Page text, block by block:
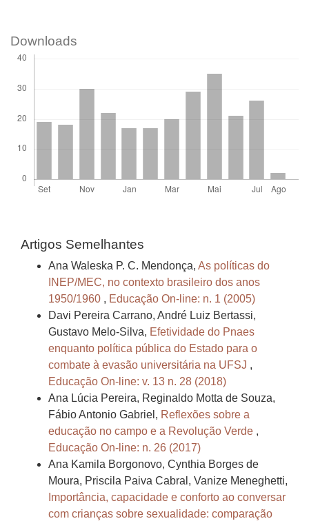
Downloads
Artigos Semelhantes
Ana Waleska P. C. Mendonça, As políticas do
INEP/MEC, no contexto brasileiro dos anos
1950/1960 , Educação On-line: n. 1 (2005)
Davi Pereira Carrano, André Luiz Bertassi,
Gustavo Melo-Silva, Efetividade do Pnaes
enquanto política pública do Estado para o
combate à evasão universitária na UFSJ ,
Educação On-line: v. 13 n. 28 (2018)
Ana Lúcia Pereira, Reginaldo Motta de Souza,
Fábio Antonio Gabriel, Reflexões sobre a
educação no campo e a Revolução Verde ,
Educação On-line: n. 26 (2017)
Ana Kamila Borgonovo, Cynthia Borges de
Moura, Priscila Paiva Cabral, Vanize Meneghetti,
Importância, capacidade e conforto ao conversar
com crianças sobre sexualidade: comparação